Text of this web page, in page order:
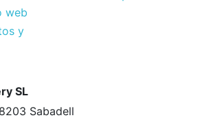
web
y
SL
Sabadell